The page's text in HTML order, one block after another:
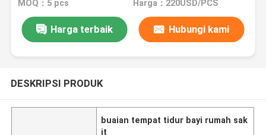
MOQ：5 pcs Harga：220USD/PCS
Harga terbaik Hubungi kami
DESKRIPSI PRODUK
buaian tempat tidur bayi rumah sak
it